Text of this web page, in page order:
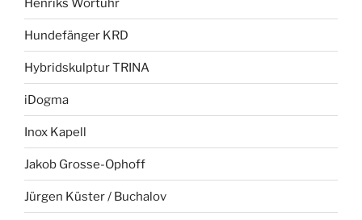
Henriks Wortuhr
Hundefänger KRD
Hybridskulptur TRINA
iDogma
Inox Kapell
Jakob Grosse-Ophoff
Jürgen Küster / Buchalov